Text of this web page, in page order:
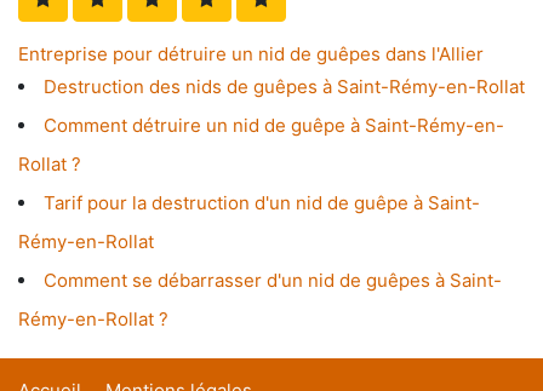
Entreprise pour détruire un nid de guêpes dans l'Allier
Destruction des nids de guêpes à Saint-Rémy-en-Rollat
Comment détruire un nid de guêpe à Saint-Rémy-en-
Rollat ?
Tarif pour la destruction d'un nid de guêpe à Saint-
Rémy-en-Rollat
Comment se débarrasser d'un nid de guêpes à Saint-
Rémy-en-Rollat ?